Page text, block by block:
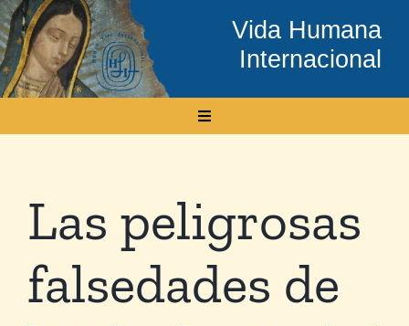
Skip
to
content
Vida Humana
Internacional
Toggle
Conócenos
Temas
Las peligrosas
falsedades de